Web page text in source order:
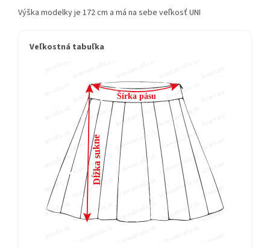
Výška modelky je 172 cm a má na sebe veľkosť UNI
Veľkostná tabuľka